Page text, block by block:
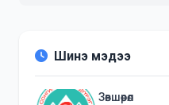
Шинэ мэдээ
Зөвшөөрөл